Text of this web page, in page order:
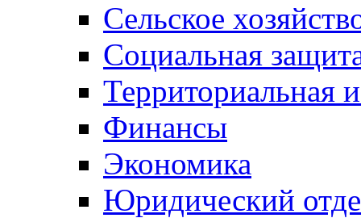
Сельское
Социальная
Территориальная
Финансы
Экономика
Юридический